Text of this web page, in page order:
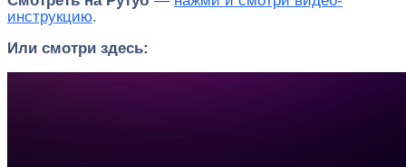
инструкцию.
Или смотри здесь: